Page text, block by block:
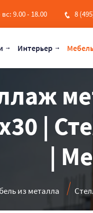
9.00 - 18.00 8
Интерьер
|
|
из металла